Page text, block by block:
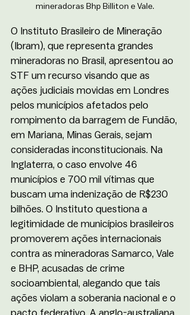
mineradoras Bhp Billiton e Vale.
O Instituto Brasileiro de Mineração
(Ibram), que representa grandes
mineradoras no Brasil, apresentou ao
STF um recurso visando que as
ações judiciais movidas em Londres
pelos municípios afetados pelo
rompimento da barragem de Fundão,
em Mariana, Minas Gerais, sejam
consideradas inconstitucionais. Na
Inglaterra, o caso envolve 46
municípios e 700 mil vítimas que
buscam uma indenização de R$230
bilhões. O Instituto questiona a
legitimidade de municípios brasileiros
promoverem ações internacionais
contra as mineradoras Samarco, Vale
e BHP, acusadas de crime
socioambiental, alegando que tais
ações violam a soberania nacional e o
pacto federativo. A anglo-australiana